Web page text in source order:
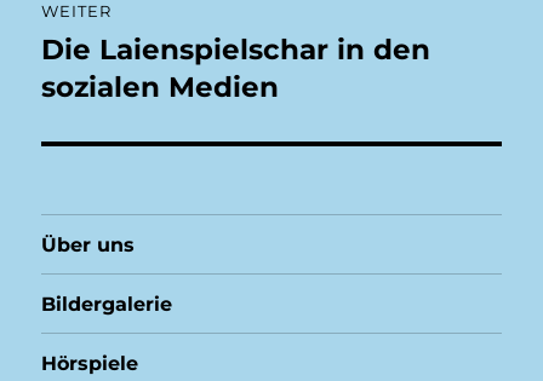
WEITER
Nächster
Beitrag:
Die Laienspielschar in den
sozialen Medien
Über uns
Bildergalerie
Hörspiele